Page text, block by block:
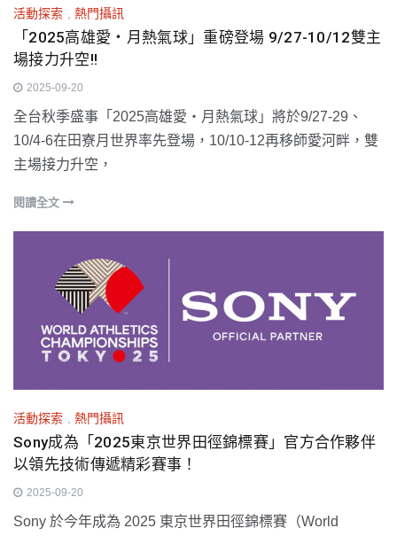
活動探索 熱門攝訊
「2025高雄愛‧月熱氣球」重磅登場 9/27-10/12雙主
場接力升空!!
2025-09-20
全台秋季盛事「2025高雄愛‧月熱氣球」將於9/27-29、
10/4-6在田寮月世界率先登場，10/10-12再移師愛河畔，雙
主場接力升空，
閱讀全文
活動探索 熱門攝訊
Sony成為「2025東京世界田徑錦標賽」官方合作夥伴
以領先技術傳遞精彩賽事！
2025-09-20
Sony 於今年成為 2025 東京世界田徑錦標賽（World